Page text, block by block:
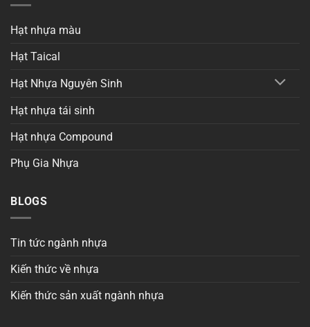
Hạt nhựa màu
Hạt Taical
Hạt Nhựa Nguyên Sinh
Hạt nhựa tái sinh
Hạt nhựa Compound
Phụ Gia Nhựa
BLOGS
Tin tức ngành nhựa
Kiến thức về nhựa
Kiến thức sản xuất ngành nhựa